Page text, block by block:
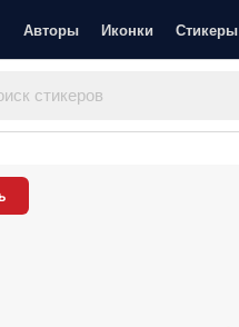
Авторы Иконки Стикеры